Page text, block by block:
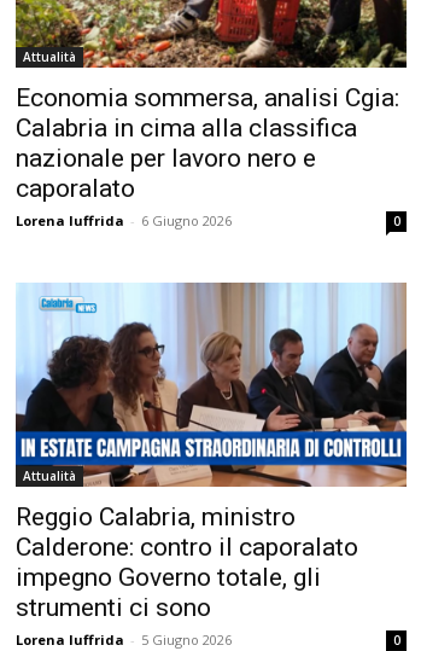
Attualità
Economia sommersa, analisi Cgia:
Calabria in cima alla classifica
nazionale per lavoro nero e
caporalato
Lorena Iuffrida - 6 Giugno 2026 0
Attualità
Reggio Calabria, ministro
Calderone: contro il caporalato
impegno Governo totale, gli
strumenti ci sono
Lorena Iuffrida - 5 Giugno 2026 0